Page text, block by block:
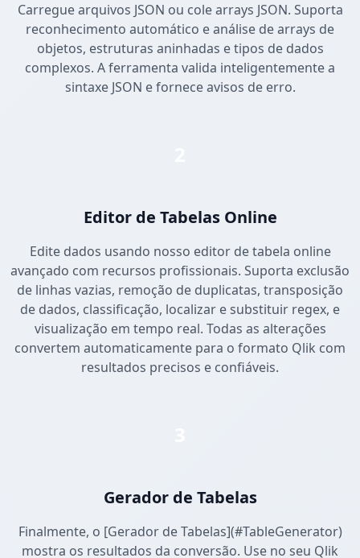
Carregue arquivos JSON ou cole arrays JSON. Suporta
reconhecimento automático e análise de arrays de
objetos, estruturas aninhadas e tipos de dados
complexos. A ferramenta valida inteligentemente a
sintaxe JSON e fornece avisos de erro.
Editor de Tabelas Online
Edite dados usando nosso editor de tabela online
avançado com recursos profissionais. Suporta exclusão
de linhas vazias, remoção de duplicatas, transposição
de dados, classificação, localizar e substituir regex, e
visualização em tempo real. Todas as alterações
convertem automaticamente para o formato Qlik com
resultados precisos e confiáveis.
Gerador de Tabelas
Finalmente, o [Gerador de Tabelas](#TableGenerator)
mostra os resultados da conversão. Use no seu Qlik